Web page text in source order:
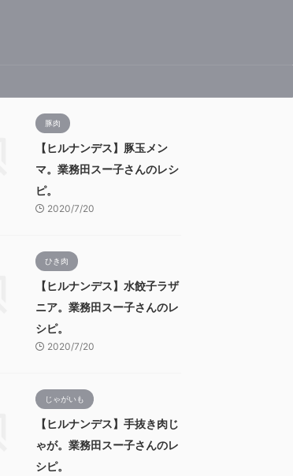
豚肉
【ヒルナンデス】豚玉メン
マ。業務田スー子さんのレシ
ピ。
2020/7/20
ひき肉
【ヒルナンデス】水餃子ラザ
ニア。業務田スー子さんのレ
シピ。
2020/7/20
じゃがいも
【ヒルナンデス】手抜き肉じ
ゃが。業務田スー子さんのレ
シピ。